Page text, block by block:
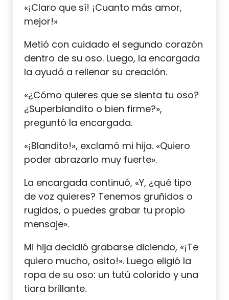
«¡Claro que sí! ¡Cuanto más amor,
mejor!»
Metió con cuidado el segundo corazón
dentro de su oso. Luego, la encargada
la ayudó a rellenar su creación.
«¿Cómo quieres que se sienta tu oso?
¿Superblandito o bien firme?»,
preguntó la encargada.
«¡Blandito!», exclamó mi hija. «Quiero
poder abrazarlo muy fuerte».
La encargada continuó, «Y, ¿qué tipo
de voz quieres? Tenemos gruñidos o
rugidos, o puedes grabar tu propio
mensaje».
Mi hija decidió grabarse diciendo, «¡Te
quiero mucho, osito!». Luego eligió la
ropa de su oso: un tutú colorido y una
tiara brillante.